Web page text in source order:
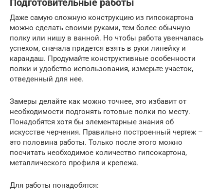
Подготовительные работы
Даже самую сложную конструкцию из гипсокартона
можно сделать своими руками, тем более обычную
полку или нишу в ванной. Но чтобы работа увенчалась
успехом, сначала придется взять в руки линейку и
карандаш. Продумайте конструктивные особенности
полки и удобство использования, измерьте участок,
отведенный для нее.
Замеры делайте как можно точнее, это избавит от
необходимости подгонять готовые полки по месту.
Понадобятся хотя бы элементарные знания об
искусстве черчения. Правильно построенный чертеж –
это половина работы. Только после этого можно
посчитать необходимое количество гипсокартона,
металлического профиля и крепежа.
Для работы понадобятся: